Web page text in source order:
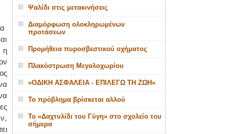
η
Ψαλίδι στις μετακινήσεις
Διαμόρφωση ολοκληρωμένων
προτάσεων
Προμήθεια πυροσβεστικού οχήματος
Πλακόστρωση Μεγαλοχωρίου
«ΟΔΙΚΗ ΑΣΦΑΛΕΙΑ - ΕΠΙΛΕΓΩ ΤΗ ΖΩΗ»
Το πρόβλημα βρίσκεται αλλού
Το «Δαχτυλίδι του Γύγη» στο σχολείο του
σήμερα